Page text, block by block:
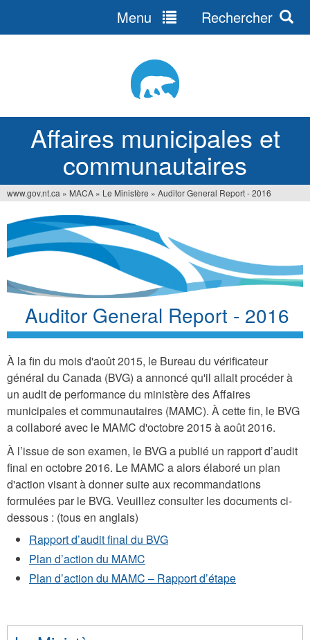
Affaires municipales et
communautaires
Menu Rechercher
Vous
êtes
ici
www.gov.nt.ca » MACA » Le Ministère » Auditor General Report - 2016
Auditor General Report - 2016
À la fin du mois d'août 2015, le Bureau du vérificateur
général du Canada (BVG) a annoncé qu'il allait procéder à
un audit de performance du ministère des Affaires
municipales et communautaires (MAMC). À cette fin, le BVG
a collaboré avec le MAMC d'octobre 2015 à août 2016.
À l’issue de son examen, le BVG a publié un rapport d’audit
final en octobre 2016. Le MAMC a alors élaboré un plan
d'action visant à donner suite aux recommandations
formulées par le BVG. Veuillez consulter les documents ci-
dessous : (tous en anglais)
Rapport d’audit final du BVG
Plan d’action du MAMC
Plan d’action du MAMC – Rapport d’étape